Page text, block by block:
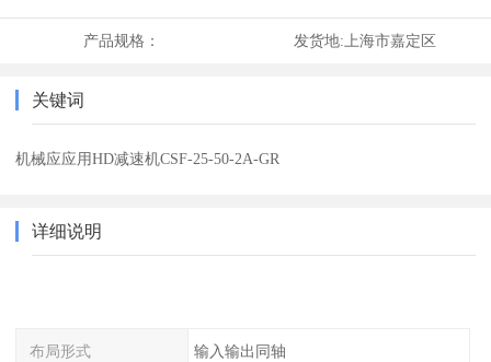
产品规格： 发货地: 上海市嘉定区
关键词
机械应应用HD减速机CSF-25-50-2A-GR
详细说明
布局形式 输入输出同轴